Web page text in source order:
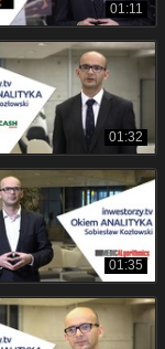
01:11
01:32
01:35